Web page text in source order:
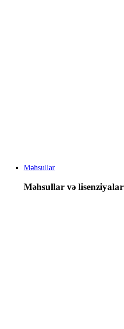
Məhsullar
Məhsullar və lisenziyalar